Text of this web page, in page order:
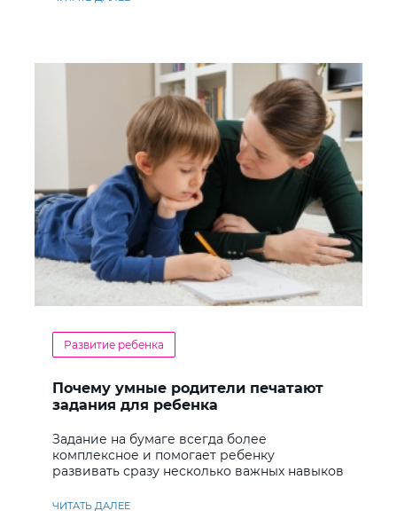
Развитие ребенка
Почему умные родители печатают
задания для ребенка
Задание на бумаге всегда более
комплексное и помогает ребенку
развивать сразу несколько важных навыков
ЧИТАТЬ ДАЛЕЕ